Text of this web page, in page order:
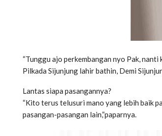
“Tunggu ajo perkembangan nyo Pak,
Pilkada Sijunjung lahir bathin, Demi
Lantas siapa pasangannya?
“Kito terus telusuri mano yang lebih baik
pasangan-pasangan lain,”paparnya.